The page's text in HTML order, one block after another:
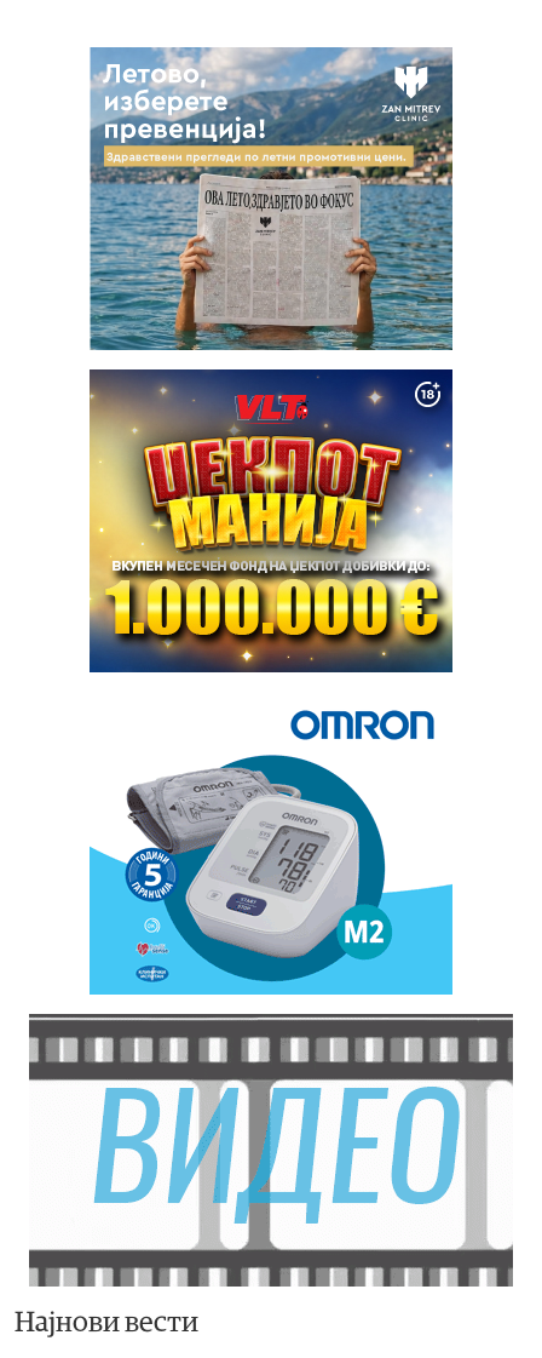
Најнови вести